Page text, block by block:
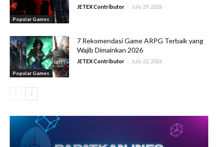
Popular Games
JETEX Contributor - July 29, 2026
Popular Games
7 Rekomendasi Game ARPG Terbaik yang
Wajib Dimainkan 2026
JETEX Contributor - July 22, 2026